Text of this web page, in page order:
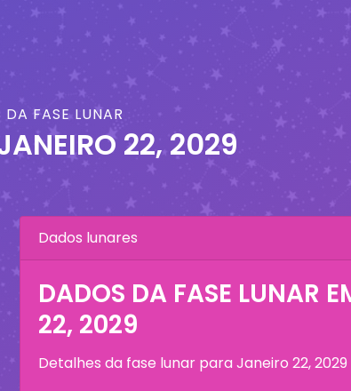
FASE LUNAR
22, 2029
Dados lunares
DADOS DA FASE LUNAR
22, 2029
Detalhes da fase lunar paraJaneiro 22, 2029